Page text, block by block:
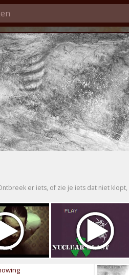
er iets, of zie je iets dat niet klopt,